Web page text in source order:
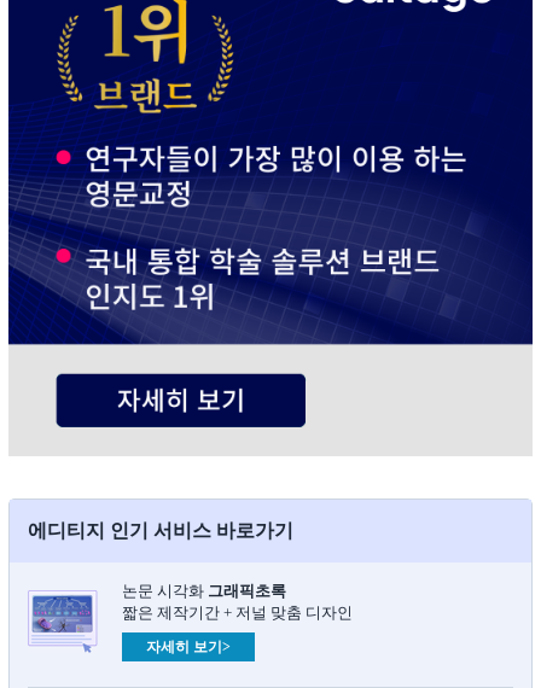
에디티지 인기 서비스 바로가기
논문 시각화 그래픽초록​
짧은 제작기간 + 저널 맞춤 디자인
자세히 보기>